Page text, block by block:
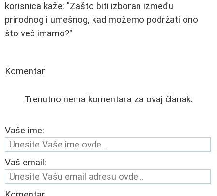
korisnica kaže: "Zašto biti izboran između
prirodnog i umešnog, kad možemo podržati ono
što već imamo?"
Komentari
Trenutno nema komentara za ovaj članak.
Vaše ime:
Vaš email: